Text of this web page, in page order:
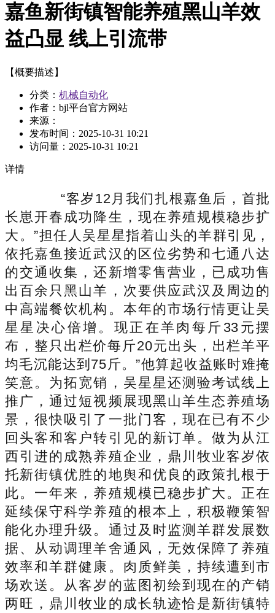
嘉鱼新街镇智能养殖黑山羊效
益凸显 线上引流带
【概要描述】
分类： 机械自动化
作者：bjl平台官方网站
来源：
发布时间： 2025-10-31 10:21
访问量： 2025-10-31 10:21
详情
“客岁12月我们扎根嘉鱼后，首批
长崽开春成功降生，现在养殖规模稳步扩
大。”担任人吴星星指着山头的羊群引见，
依托嘉鱼接近武汉的区位劣势和七通八达
的交通收集，还新增零售营业，已成功售
出百余只黑山羊，次要供应武汉及周边的
中高端餐饮机构。本年的市场行情更让吴
星星决心倍增。现正在羊肉每斤33元摆
布，整只出栏价每斤20元出头，出栏羊平
均毛沉能达到75斤。”他算起收益账时难掩
笑意。为拓宽销，吴星星还测验考试线上
推广，通过短视频展现黑山羊生态养殖场
景，很快吸引了一批门客，现在已有不少
回头客和客户转引见的新订单。做为从江
西引进的成熟养殖企业，鼎川牧业客岁依
托新街镇优胜的地舆和优良的政策扎根于
此。一年来，养殖规模已稳步扩大。正在
延续保守科学养殖的根本上，积极鞭策智
能化办理升级。通过及时监测羊群发展数
据、从动调理羊舍通风，无效保障了养殖
效率和羊群健康。肉质鲜美，持续遭到市
场欢送。从客岁的蓝图初绘到现在的产销
两旺，鼎川牧业的成长轨迹恰是新街镇特